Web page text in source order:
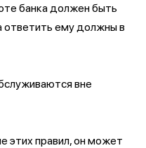
банка должен быть
ответить ему должны в
вне
этих правил, он может